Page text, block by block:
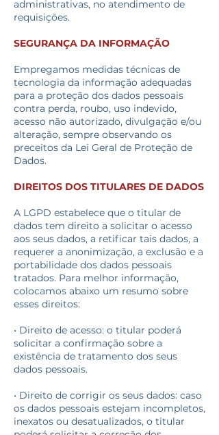
administrativas, no atendimento de
requisições.
SEGURANÇA DA INFORMAÇÃO
Empregamos medidas técnicas de
tecnologia da informação adequadas
para a proteção dos dados pessoais
contra perda, roubo, uso indevido,
acesso não autorizado, divulgação e/ou
alteração, sempre observando os
preceitos da Lei Geral de Proteção de
Dados.
DIREITOS DOS TITULARES DE DADOS
A LGPD estabelece que o titular de
dados tem direito a solicitar o acesso
aos seus dados, a retificar tais dados, a
requerer a anonimização, a exclusão e a
portabilidade dos dados pessoais
tratados. Para melhor informação,
colocamos abaixo um resumo sobre
esses direitos:
• Direito de acesso: o titular poderá
solicitar a confirmação sobre a
existência de tratamento dos seus
dados pessoais.
• Direito de corrigir os seus dados: caso
os dados pessoais estejam incompletos,
inexatos ou desatualizados, o titular